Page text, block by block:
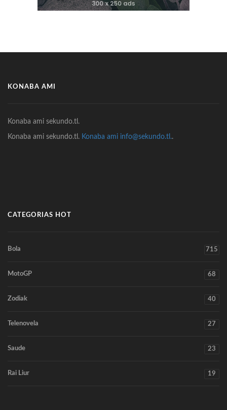
KONABA AMI
Konaba ami sekundo.tl.
Konaba ami sekundo.tl. Konaba ami info@sekundo.tl..
CATEGORIAS HOT
Bola 715
MotoGP 68
Zodiak 40
Telenovela 27
Saude 23
Rai Liur 19